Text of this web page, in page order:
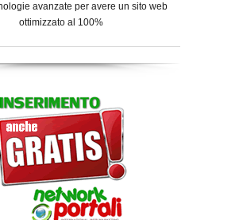
avanzate per avere un sito web
ottimizzato al 100%